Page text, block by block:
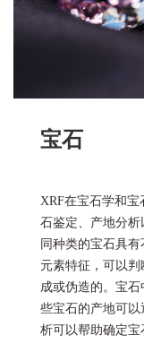
宝石
XRF在宝石学和
石鉴定、产地分
同种类的宝石具
元素特征，可以
成或伪造的。宝
些宝石的产地可
析可以帮助确定宝